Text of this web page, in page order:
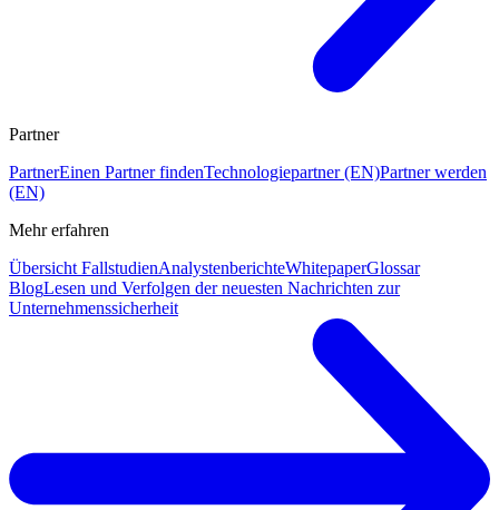
Partner
PartnerEinen Partner findenTechnologiepartner (EN)Partner werden
(EN)
Mehr erfahren
Übersicht FallstudienAnalystenberichteWhitepaperGlossar
BlogLesen und Verfolgen der neuesten Nachrichten zur
Unternehmenssicherheit